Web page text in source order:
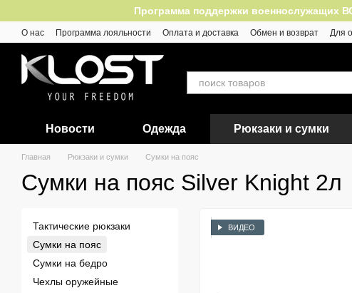
Перейти к основному контентуПрограмма поддержки военнослужащих
О нас Программа лояльности Оплата и доставка Обмен и возврат Для
Новости Одежда Рюкзаки и сумки
Главная Рюкзаки и сумки Сумки на пояс
Сумки на пояс Silver Knight 2л
ВИДЕО
Тактические рюкзаки
Сумки на пояс
Сумки на бедро
Чехлы оружейные